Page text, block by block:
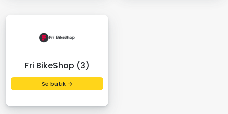
Fri BikeShop (3)
Se butik →